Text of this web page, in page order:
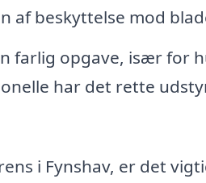
beskyttelse mod
farlig opgave, især for
har det rette
i Fynshav, er det